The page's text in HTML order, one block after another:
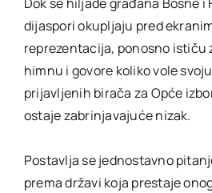
dijaspori okupljaju pred
reprezentacija, ponosno ističu
himnu i govore koliko vole
prijavljenih birača za Opće
ostaje zabrinjavajuće nizak.
Postavlja se jednostavno
prema državi koja prestaje